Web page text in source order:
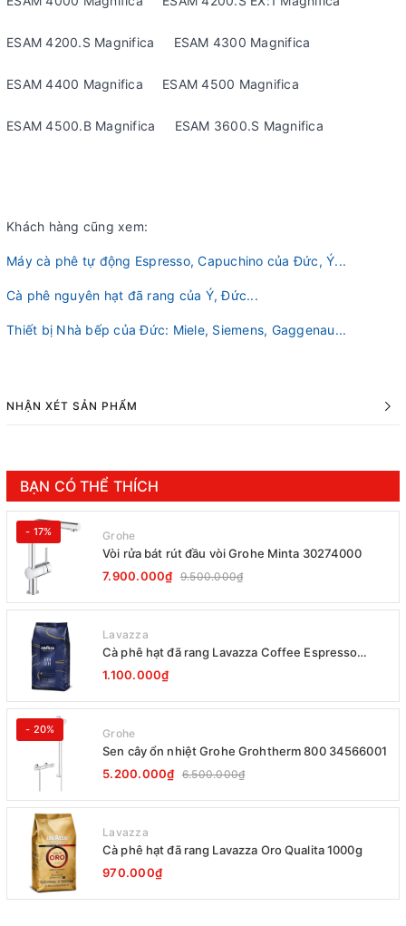
ESAM 4200.S Magnifica ESAM 4300 Magnifica
ESAM 4400 Magnifica ESAM 4500 Magnifica
ESAM 4500.B Magnifica ESAM 3600.S Magnifica
Khách hàng cũng xem:
Máy cà phê tự động Espresso, Capuchino của Đức, Ý...
Cà phê nguyên hạt đã rang của Ý, Đức...
Thiết bị Nhà bếp của Đức: Miele, Siemens, Gaggenau...
NHẬN XÉT SẢN PHẨM
BẠN CÓ THỂ THÍCH
- 17% Grohe
Vòi rửa bát rút đầu vòi Grohe Minta 30274000
7.900.000₫ 9.500.000₫
Lavazza
Cà phê hạt đã rang Lavazza Coffee Espresso
Super Crema 1000g Date 12-2027
1.100.000₫
- 20% Grohe
Sen cây ổn nhiệt Grohe Grohtherm 800 34566001
5.200.000₫ 6.500.000₫
Lavazza
Cà phê hạt đã rang Lavazza Oro Qualita 1000g
970.000₫